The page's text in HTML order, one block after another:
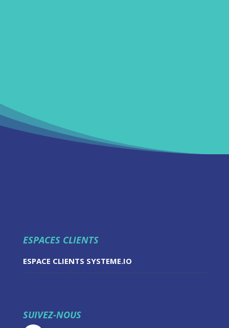
ESPACES CLIENTS
ESPACE CLIENTS SYSTEME.IO
SUIVEZ-NOUS